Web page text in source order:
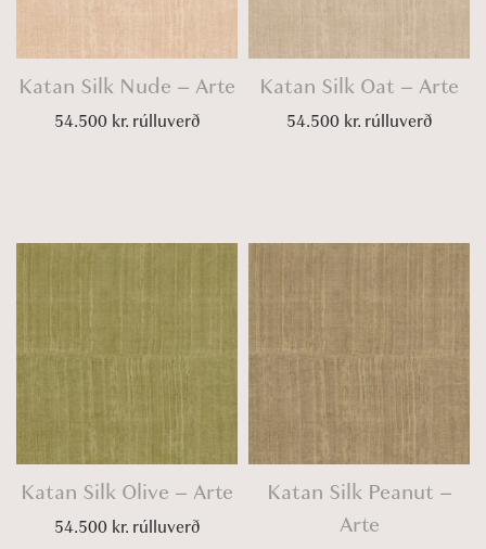
Katan Silk Nude – Arte
54.500 kr.rúlluverð
Katan Silk Oat – Arte
54.500 kr.rúlluverð
Katan Silk Olive – Arte
54.500 kr.rúlluverð
Katan Silk Peanut –
Arte